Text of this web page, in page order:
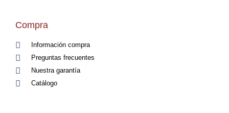
Compra
Información compra
Preguntas frecuentes
Nuestra garantía
Catálogo